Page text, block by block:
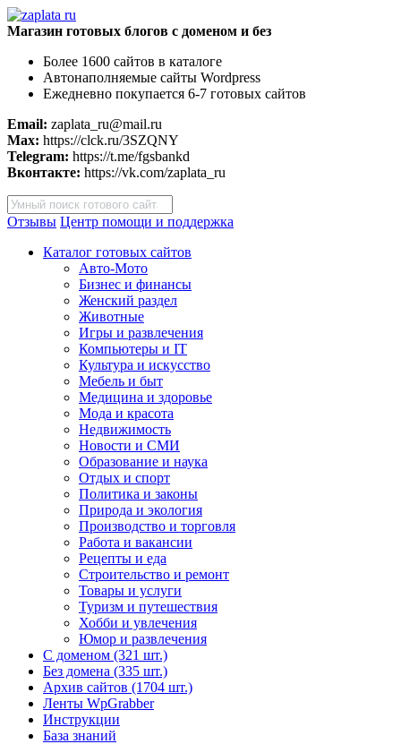
Магазин готовых блогов с доменом и без
Более 1600 сайтов в каталоге
Автонаполняемые сайты Wordpress
Ежедневно покупается 6-7 готовых сайтов
Email: zaplata_ru@mail.ru
Max: https://clck.ru/3SZQNY
Telegram: https://t.me/fgsbankd
Вконтакте: https://vk.com/zaplata_ru
Поиск
товаров
Отзывы Центр помощи и поддержка
Каталог готовых сайтов
Авто-Мото
Бизнес и финансы
Женский раздел
Животные
Игры и развлечения
Компьютеры и IT
Культура и искусство
Мебель и быт
Медицина и здоровье
Мода и красота
Недвижимость
Новости и СМИ
Образование и наука
Отдых и спорт
Политика и законы
Природа и экология
Производство и торговля
Работа и вакансии
Рецепты и еда
Строительство и ремонт
Товары и услуги
Туризм и путешествия
Хобби и увлечения
Юмор и развлечения
С доменом (321 шт.)
Без домена (335 шт.)
Архив сайтов (1704 шт.)
Ленты WpGrabber
Инструкции
База знаний